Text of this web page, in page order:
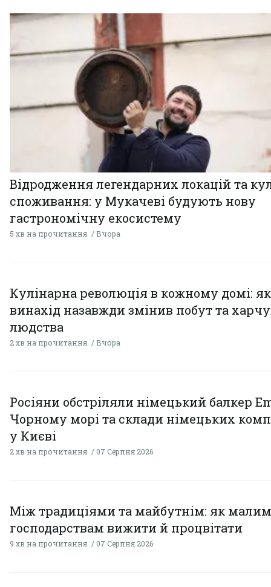
Відродження легендарних локацій та
споживання: у Мукачеві будують нову
гастрономічну екосистему
5 хв на прочитання Вчора
Кулінарна революція в кожному домі:
винахід назавжди змінив побут та
людства
2 хв на прочитання Вчора
Росіяни обстріляли німецький балкер
Чорному морі та склади німецьких
у Києві
2 хв на прочитання 07 Серпня 2026
Між традиціями та майбутнім: як малим
господарствам вижити й процвітати
9 хв на прочитання 07 Серпня 2026